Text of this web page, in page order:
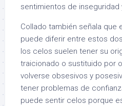
sentimientos de inseguridad
Collado también señala que
puede diferir entre estos
los celos suelen tener su
traicionado o sustituido por
volverse obsesivos y
tener problemas de
puede sentir celos porque